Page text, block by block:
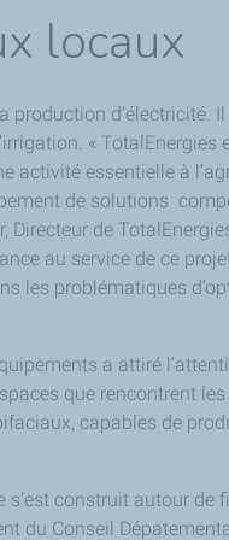
locaux
d’électricité.
« TotalEnergies
activité essentielle à
de solutions
de
au service de ce
les problématiques
a attiré
que rencontrent
capables de
construit autour de
du Conseil